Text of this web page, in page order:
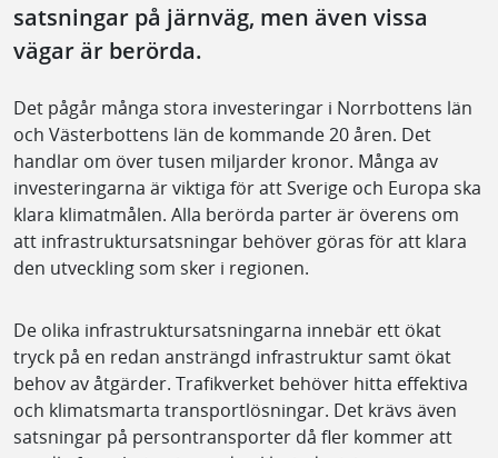
satsningar på järnväg, men även vissa
vägar är berörda.
Det pågår många stora investeringar i Norrbottens län
och Västerbottens län de kommande 20 åren. Det
handlar om över tusen miljarder kronor. Många av
investeringarna är viktiga för att Sverige och Europa ska
klara klimatmålen. Alla berörda parter är överens om
att infrastruktursatsningar behöver göras för att klara
den utveckling som sker i regionen.
De olika infrastruktursatsningarna innebär ett ökat
tryck på en redan ansträngd infrastruktur samt ökat
behov av åtgärder. Trafikverket behöver hitta effektiva
och klimatsmarta transportlösningar. Det krävs även
satsningar på persontransporter då fler kommer att